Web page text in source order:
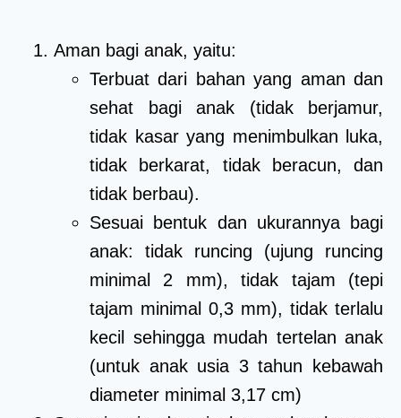
Aman bagi anak, yaitu:
Terbuat dari bahan yang aman dan
sehat bagi anak (tidak berjamur,
tidak kasar yang menimbulkan luka,
tidak berkarat, tidak beracun, dan
tidak berbau).
Sesuai bentuk dan ukurannya bagi
anak: tidak runcing (ujung runcing
minimal 2 mm), tidak tajam (tepi
tajam minimal 0,3 mm), tidak terlalu
kecil sehingga mudah tertelan anak
(untuk anak usia 3 tahun kebawah
diameter minimal 3,17 cm)